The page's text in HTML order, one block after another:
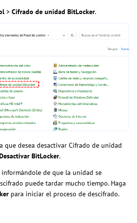
> Cifrado de unidad BitLocker.
que desea desactivar Cifrado de unidad
BitLocker.
informándole de que la unidad se
puede tardar mucho tiempo. Haga
para iniciar el proceso de descifrado.